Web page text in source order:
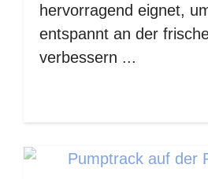
hervorragend eignet,
entspannt an der
verbessern ...